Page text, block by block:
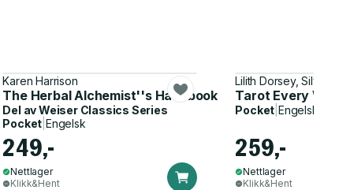
Karen Harrison
The Herbal Alchemist''s Handbook
Del avWeiser Classics Series
Pocket Engelsk
249,-
Nettlager
Klikk&Hent
Lilith Dorsey, Silver
Tarot Every
Pocket |Engelsk
259,-
Nettlager
Klikk&Hent